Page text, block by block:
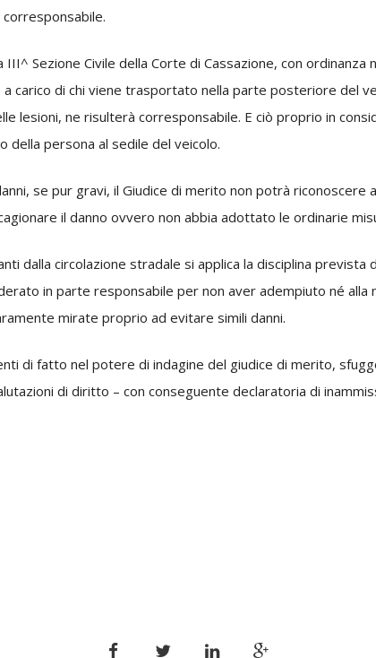
Sezione Civile della Corte di Cassazione, con
a carico di chi viene trasportato nella parte posteriore del
lesioni, ne risulterà corresponsabile. E ciò proprio in
persona al sedile del veicolo.
se pur gravi, il Giudice di merito non potrà
il danno ovvero non abbia adottato le ordinarie
dalla circolazione stradale si applica la disciplina prevista
in parte responsabile per non aver adempiuto né alla
mirate proprio ad evitare simili danni.
di fatto nel potere di indagine del giudice di merito,
di diritto – con conseguente declaratoria di